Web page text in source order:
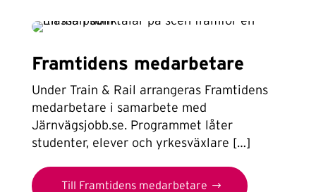
Framtidens medarbetare
Under Train & Rail arrangeras Framtidens
medarbetare i samarbete med
Järnvägsjobb.se. Programmet låter
studenter, elever och yrkesväxlare […]
Till Framtidens medarbetare